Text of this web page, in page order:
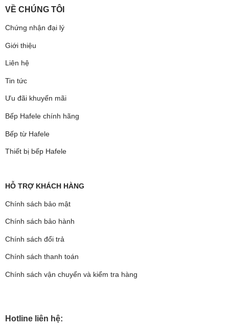
VỀ CHÚNG TÔI
Chứng nhận đại lý
Giới thiệu
Liên hệ
Tin tức
Ưu đãi khuyến mãi
Bếp Hafele chính hãng
Bếp từ Hafele
Thiết bị bếp Hafele
HỖ TRỢ KHÁCH HÀNG
Chính sách bảo mật
Chính sách bảo hành
Chính sách đổi trả
Chính sách thanh toán
Chính sách vận chuyển và kiểm tra hàng
Hotline liên hệ: